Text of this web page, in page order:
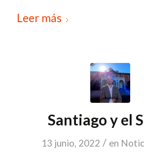
Leer más
Santiago y el
13 junio, 2022 / en